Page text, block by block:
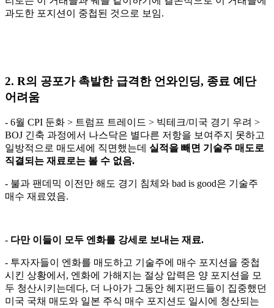
과도한 포지션이 중첩된 것으로 보임.
2. R의 공포가 촉발한 급격한 언와인딩, 종료 예단
어려움
- 6월 CPI 둔화 > 트럼프 트레이드 > 빅테크/미국 경기 우려 >
BOJ 긴축 과정에서 나스닥은 별다른 저항을 보여주지 못하고
일방적으로 매도세에 직면했는데 실적을 빼면 기술주 매도로
직결되는 재료로는 볼 수 없음.
- 불과 팬데믹 이전만 해도 경기 침체와 bad is good은 기술주
매수 재료였음.
- 다만 이들이 모두 엔화를 강세로 보내는 재료.
- 투자자들이 엔화를 매도하고 기술주에 매수 포지션을 중첩
시킨 상황에서, 엔화에 가해지는 절상 압력은 양 포지션을 모
두 청산시키는데다, 더 나아가 그동안 헤지펀드들이 집중했던
미국 국채 매도와 일본 주식 매수 포지션도 일시에 청산되는